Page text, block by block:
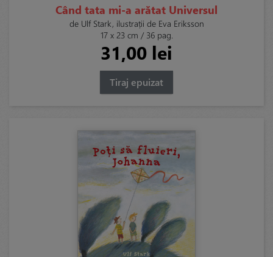
Când tata mi-a arătat Universul
de Ulf Stark, ilustrații de Eva Eriksson
17 x 23 cm / 36 pag.
31,00 lei
Tiraj epuizat